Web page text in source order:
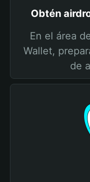
Obtén
En el área
Wallet,
de